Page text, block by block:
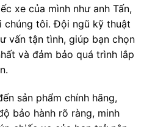
xe của mình như anh Tấn,
chúng tôi. Đội ngũ kỹ thuật
vấn tận tình, giúp bạn chọn
và đảm bảo quá trình lắp
sản phẩm chính hãng,
bảo hành rõ ràng, minh